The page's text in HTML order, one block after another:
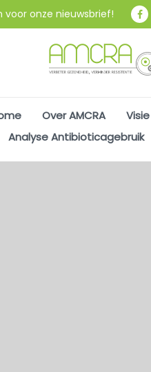
voor onze nieuwsbrief!
Over AMCRA
Analyse Antibioticagebruik